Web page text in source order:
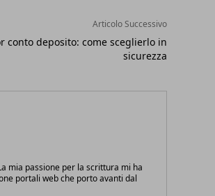
Articolo Successivo
conto deposito: come sceglierlo in
sicurezza
mia passione per la scrittura mi ha
portali web che porto avanti dal